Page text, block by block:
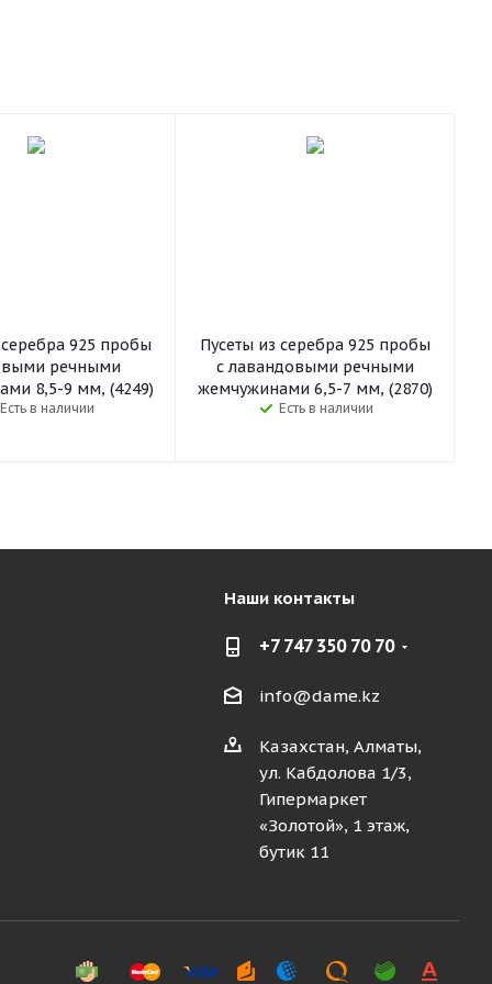
925 пробы
речными
8,5-9 мм, (4249)
Есть в наличии
Пусеты из серебра 925 пробы
с лавандовыми речными
жемчужинами 6,5-7 мм, (2870)
Есть в наличии
Наши контакты
+7 747 350 70 70
info@dame.kz
Казахстан, Алматы,
ул. Кабдолова 1/3,
Гипермаркет
«Золотой», 1 этаж,
бутик 11